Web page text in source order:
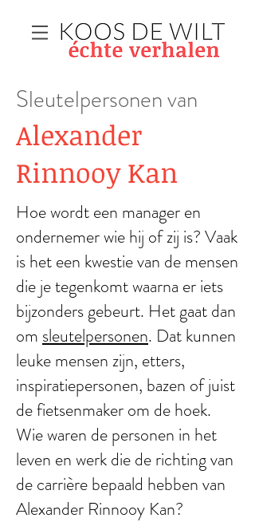
Sleutelpersonen van
Alexander
Rinnooy Kan
Hoe wordt een manager en
ondernemer wie hij of zij is? Vaak
is het een kwestie van de mensen
die je tegenkomt waarna er iets
bijzonders gebeurt. Het gaat dan
om sleutelpersonen. Dat kunnen
leuke mensen zijn, etters,
inspiratiepersonen, bazen of juist
de fietsenmaker om de hoek.
Wie waren de personen in het
leven en werk die de richting van
de carrière bepaald hebben van
Alexander Rinnooy Kan?